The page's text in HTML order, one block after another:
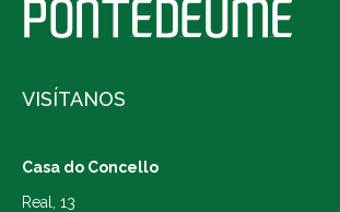
VISÍTANOS
Casa do Concello
Real, 13